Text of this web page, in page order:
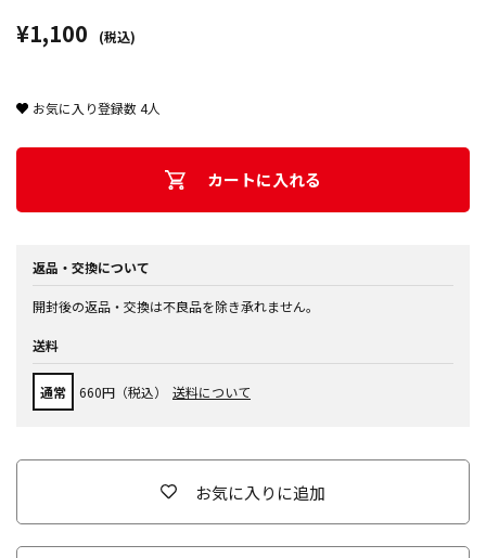
¥1,100 (税込)
お気に入り登録数4人
カートに入れる
返品・交換について
開封後の返品・交換は不良品を除き承れません。
送料
通常 660円（税込） 送料について
お気に入りに追加